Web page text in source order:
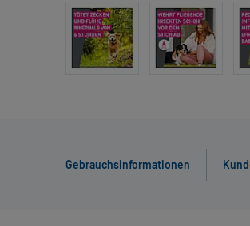
Gebrauchsinformationen